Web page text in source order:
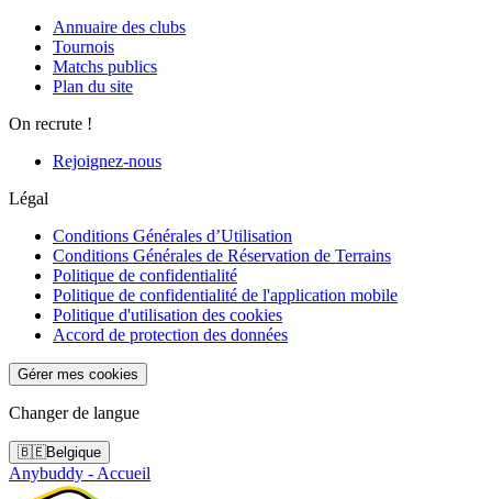
Annuaire des clubs
Tournois
Matchs publics
Plan du site
On recrute !
Rejoignez-nous
Légal
Conditions Générales d’Utilisation
Conditions Générales de Réservation de Terrains
Politique de confidentialité
Politique de confidentialité de l'application mobile
Politique d'utilisation des cookies
Accord de protection des données
Gérer mes cookies
Changer de langue
🇧🇪Belgique
Anybuddy - Accueil